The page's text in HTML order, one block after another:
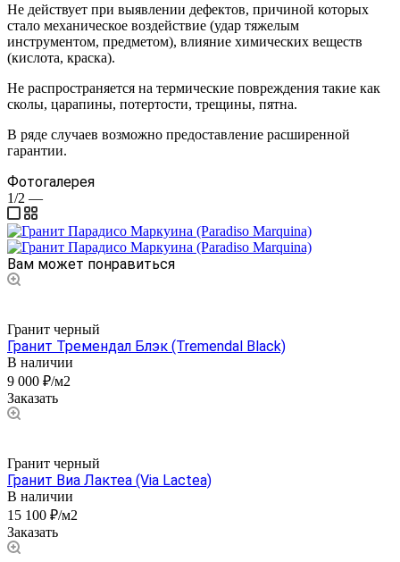
Не действует при выявлении дефектов, причиной которых
стало механическое воздействие (удар тяжелым
инструментом, предметом), влияние химических веществ
(кислота, краска).
Не распространяется на термические повреждения такие как
сколы, царапины, потертости, трещины, пятна.
В ряде случаев возможно предоставление расширенной
гарантии.
Фотогалерея
1/2 —
Вам может понравиться
Гранит черный
Гранит Тремендал Блэк (Tremendal Black)
В наличии
9 000 ₽/м2
Заказать
Гранит черный
Гранит Виа Лактеа (Via Lactea)
В наличии
15 100 ₽/м2
Заказать